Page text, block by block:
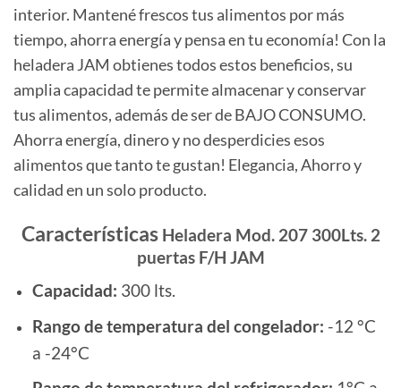
interior. Mantené frescos tus alimentos por más
tiempo, ahorra energía y pensa en tu economía! Con la
heladera JAM obtienes todos estos beneficios, su
amplia capacidad te permite almacenar y conservar
tus alimentos, además de ser de BAJO CONSUMO.
Ahorra energía, dinero y no desperdicies esos
alimentos que tanto te gustan! Elegancia, Ahorro y
calidad en un solo producto.
Características Heladera Mod. 207 300Lts. 2
puertas F/H JAM
Capacidad: 300 lts.
Rango de temperatura del congelador: -12 °C
a -24°C